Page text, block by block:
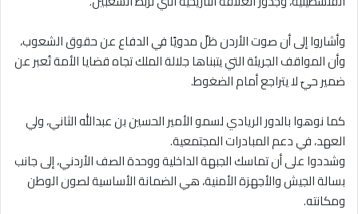
وأشاروا إلى أن صوت الأردن ظلّ مدويًا في الدفاع عن حقوق الشعوب،
وأن المواقف الجريئة التي يتبناها جلالة الملك تجاه قضايا الأمة تُعبر عن
ضمير حيّ لا يتراجع أمام الضغوط.
كما نوهوا بالدور الريادي لسمو الأمير الحسين بن عبدالله الثاني، ولي
العهد، في دعم المبادرات المجتمعية.
وشددوا على أن تماسك الجبهة الداخلية ووحدة الصف الأردني، إلى جانب
بسالة الجيش والأجهزة الأمنية، هي الضمانة الأساسية لصون الوطن
ومكانته.